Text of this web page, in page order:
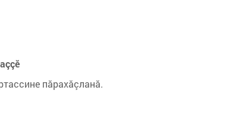
пăрахăçланă.